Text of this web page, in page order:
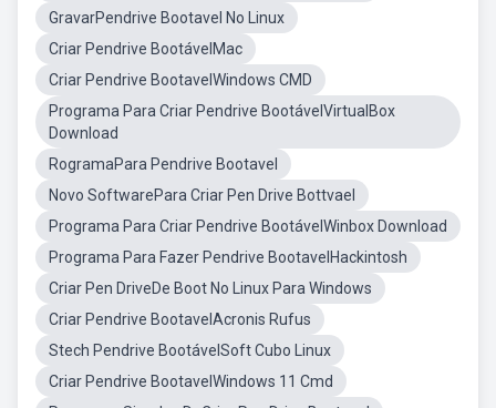
GravarPendrive Bootavel No Linux
Criar Pendrive BootávelMac
Criar Pendrive BootavelWindows CMD
Programa Para Criar Pendrive BootávelVirtualBox
Download
RogramaPara Pendrive Bootavel
Novo SoftwarePara Criar Pen Drive Bottvael
Programa Para Criar Pendrive BootávelWinbox Download
Programa Para Fazer Pendrive BootavelHackintosh
Criar Pen DriveDe Boot No Linux Para Windows
Criar Pendrive BootavelAcronis Rufus
Stech Pendrive BootávelSoft Cubo Linux
Criar Pendrive BootavelWindows 11 Cmd